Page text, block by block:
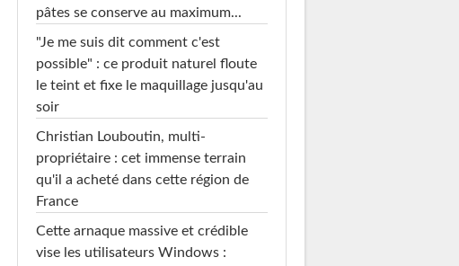
pâtes se conserve au maximum...
"Je me suis dit comment c'est
possible" : ce produit naturel floute
le teint et fixe le maquillage jusqu'au
soir
Christian Louboutin, multi-
propriétaire : cet immense terrain
qu'il a acheté dans cette région de
France
Cette arnaque massive et crédible
vise les utilisateurs Windows :